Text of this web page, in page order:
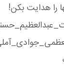
را هدایت بكن!